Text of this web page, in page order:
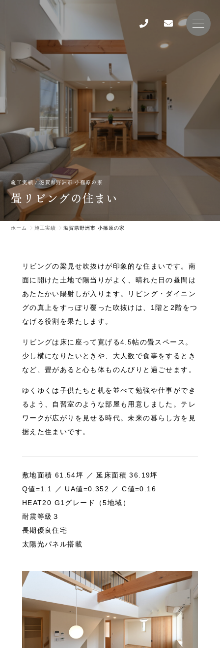
施工実績 / 滋賀県野洲市 小篠原の家
畳 リ ビングの住ま い
ホーム 施工実績 滋賀県野洲市 小篠原の家
リビングの梁見せ吹抜けが印象的な住まいです。南
面に開けた土地で陽当りがよく、晴れた日の昼間は
あたたかい陽射しが入ります。リビング・ダイニン
グの真上をすっぽり覆った吹抜けは、1階と2階をつ
なげる役割を果たします。
リビングは床に座って寛げる4.5帖の畳スペース。
少し横になりたいときや、大人数で食事をするとき
など、畳があると心も体ものんびりと過ごせます。
ゆくゆくは子供たちと机を並べて勉強や仕事ができ
るよう、自習室のような部屋も用意しました。テレ
ワークが広がりを見せる時代。未来の暮らし方を見
据えた住まいです。
敷地面積 61.54坪 ／ 延床面積 36.19坪
Q値=1.1 ／ UA値=0.352 ／ C値=0.16
HEAT20 G1グレード（5地域）
耐震等級３
長期優良住宅
太陽光パネル搭載